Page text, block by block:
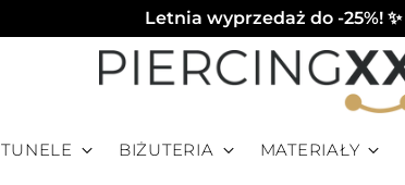
Letnia wyprzedaż do -25%! ✨
TUNELE BIŻUTERIA MATERIAŁY